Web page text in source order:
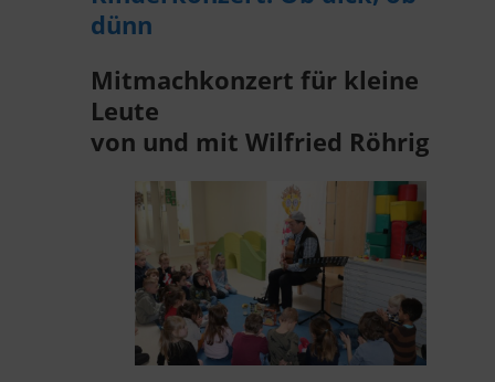
dünn
Mitmachkonzert für kleine
Leute
von und mit Wilfried Röhrig